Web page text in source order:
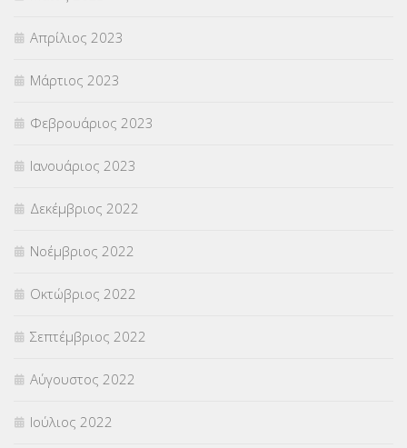
Απρίλιος 2023
Μάρτιος 2023
Φεβρουάριος 2023
Ιανουάριος 2023
Δεκέμβριος 2022
Νοέμβριος 2022
Οκτώβριος 2022
Σεπτέμβριος 2022
Αύγουστος 2022
Ιούλιος 2022